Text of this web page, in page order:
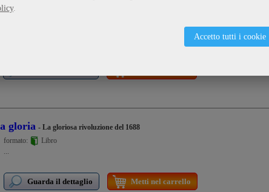
.
Accetto tutti i cookie
nella Resistenza
gloria - La gloriosa rivoluzione del 1688
formato:
Libro
...
Guarda il dettaglio Metti nel carrello